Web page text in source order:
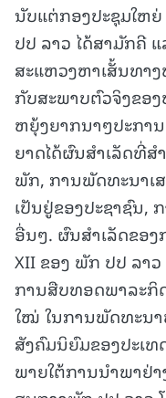
ນັບແຕ່ກອງປະຊຸມໃຫ
ປປ ລາວ ໄດ້ສາມັກຄີ
ສະແຫວງຫາເສັ້ນທາ
ກັບສະພາບຕົວຈິງຂອ
ຫຍຸ້ງຍາກນາໆປະກ
ຍາດໄດ້ຜົນສໍາເລັດທີ່
ພັກ, ການພັດທະນາເ
ເປັນຢູ່ຂອງປະຊາຊົນ,
ອື່ນໆ. ຜົນສໍາເລັດຂອ
XII ຂອງ ພັກ ປປ ລາ
ການສືບທອດພາລະກິ
ໃໝ່ ໃນການພັດທະນ
ສັງຄົມນິຍົມຂອງປະເທ
ພາຍໃຕ້ການນໍາພາຢ່າ